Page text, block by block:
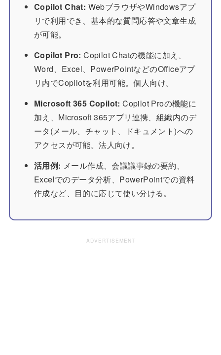
Copilot Chat: WebブラウザやWindowsアプ
リで利用でき、基本的な質問応答や文章生成
が可能。
Copilot Pro: Copilot Chatの機能に加え、
Word、Excel、PowerPointなどのOfficeアプ
リ内でCopilotを利用可能。個人向け。
Microsoft 365 Copilot: Copilot Proの機能に
加え、Microsoft 365アプリ連携、組織内のデ
ータ(メール、チャット、ドキュメント)への
アクセスが可能。法人向け。
活用例: メール作成、会議議事録の要約、
Excelでのデータ分析、PowerPointでの資料
作成など、目的に応じて使い分ける。
ADVERTISEMENT